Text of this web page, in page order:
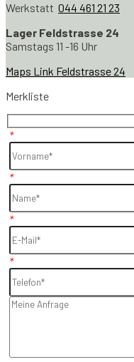
Werkstatt 044 461 21 23
Lager Feldstrasse 24
Samstags 11 -16 Uhr
Maps Link Feldstrasse 24
Merkliste
*
*
*
*